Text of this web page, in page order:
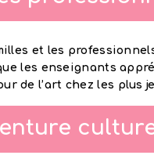
et les
les enseignants
de l’art chez les plus